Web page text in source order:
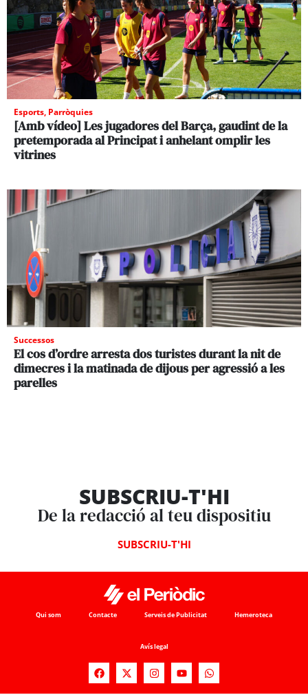
Esports, Parròquies
[Amb vídeo] Les jugadores del Barça, gaudint de la
pretemporada al Principat i anhelant omplir les
vitrines
Successos
El cos d’ordre arresta dos turistes durant la nit de
dimecres i la matinada de dijous per agressió a les
parelles
SUBSCRIU-T'HI
De la redacció al teu dispositiu
SUBSCRIU-T'HI
Qui som Contacte Serveis de Publicitat Hemeroteca
Avís legal